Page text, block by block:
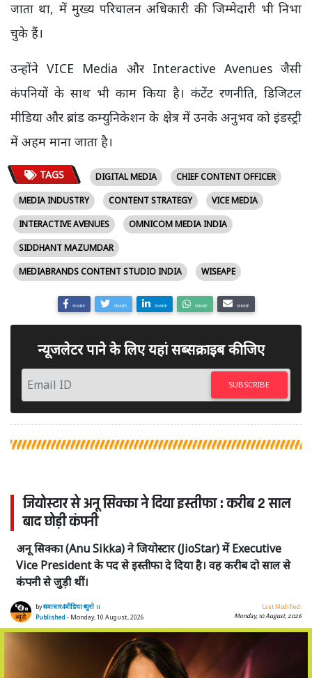
जाता था, में मुख्य परिचालन अधिकारी की जिम्मेदारी भी निभा
चुके हैं।
उन्होंने VICE Media और Interactive Avenues जैसी
कंपनियों के साथ भी काम किया है। कंटेंट रणनीति, डिजिटल
मीडिया और ब्रांड कम्युनिकेशन के क्षेत्र में उनके अनुभव को इंडस्ट्री
में अहम माना जाता है।
TAGS DIGITAL MEDIA
CHIEF CONTENT OFFICER
MEDIA INDUSTRY
CONTENT STRATEGY
VICE MEDIA
INTERACTIVE AVENUES
OMNICOM MEDIA INDIA
SIDDHANT MAZUMDAR
MEDIABRANDS CONTENT STUDIO INDIA
WISEAPE
SHARE SHARE SHARE SHARE SHARE
न्यूजलेटर पाने के लिए यहां सब्सक्राइब कीजिए
SUBSCRIBE
जियोस्टार से अनू सिक्का ने दिया इस्तीफा : करीब 2 साल
बाद छोड़ी कंपनी
अनू सिक्का (Anu Sikka) ने जियोस्टार (JioStar) में Executive
Vice President के पद से इस्तीफा दे दिया है। वह करीब दो साल से
कंपनी से जुड़ी थीं।
byसमाचार4मीडिया ब्यूरो ।।
Published- Monday, 10 August, 2026
Last Modified:
Monday, 10 August, 2026